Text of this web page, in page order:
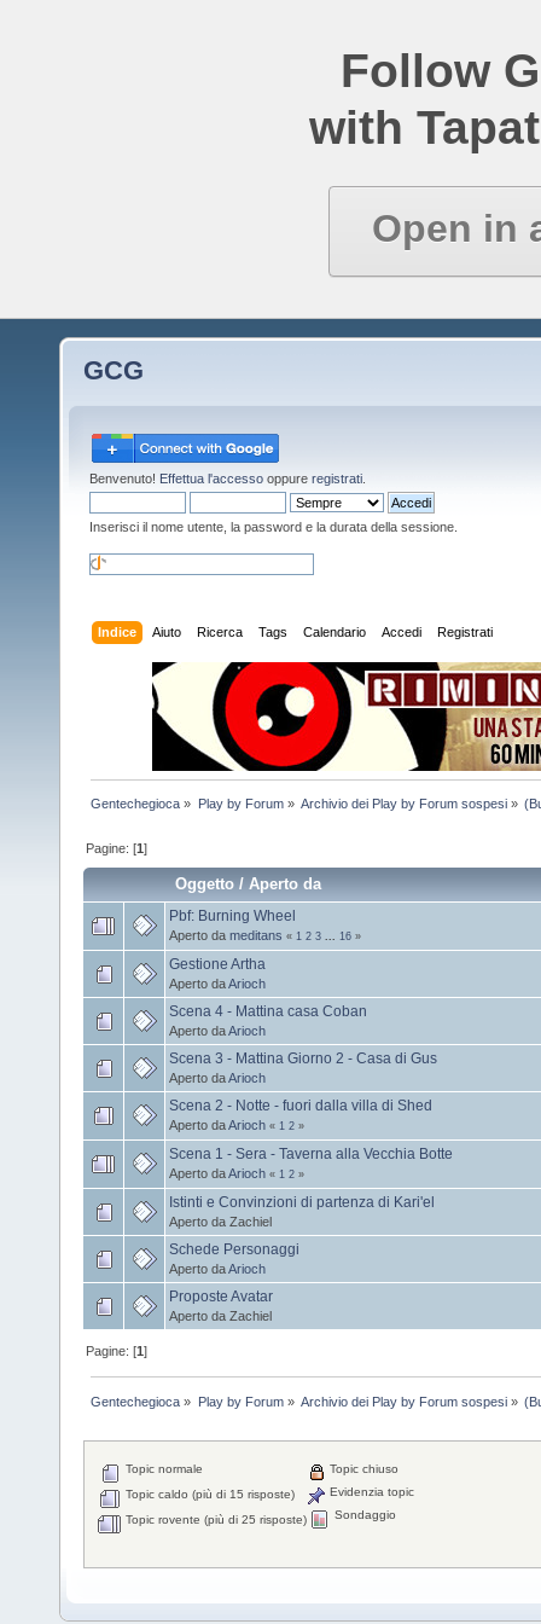
Follow
with
Open in
GCG
Benvenuto! Effettua l'accesso oppure registrati
Inserisci il nome utente, la password e la durata della sessione.
Indice Aiuto Ricerca Tags Calendario Accedi Registrati
Gentechegioca » Play by Forum» Archivio dei Play by Forum sospesi»
Pagine: [1]
Oggetto /Aperto da
Pbf: Burning Wheel
Aperto da meditans « 1 2 3 16 »
Gestione Artha
Aperto daArioch
Scena 4 - Mattina casa Coban
Aperto daArioch
Scena 3 - Mattina Giorno 2 - Casa di Gus
Aperto daArioch
Scena 2 - Notte - fuori dalla villa di Shed
Aperto daArioch « 1 2 »
Scena 1 - Sera - Taverna alla Vecchia Botte
Aperto daArioch « 1 2 »
Istinti e Convinzioni di partenza di Kari'el
Aperto da Zachiel
Schede Personaggi
Aperto daArioch
Proposte Avatar
Aperto da Zachiel
Pagine: [1]
Gentechegioca » Play by Forum» Archivio dei Play by Forum sospesi»
Topic normale
Topic caldo (più di 15 risposte)
Topic rovente (più di 25 risposte)
Topic chiuso
Evidenzia topic
Sondaggio